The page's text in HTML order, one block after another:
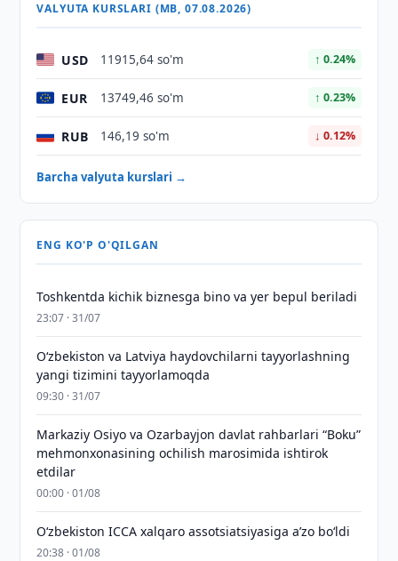
VALYUTA KURSLARI (MB, 07.08.2026)
USD 11915,64 so'm ↑ 0.24%
EUR 13749,46 so'm ↑ 0.23%
RUB 146,19 so'm ↓ 0.12%
Barcha valyuta kurslari →
ENG KO'P O'QILGAN
Toshkentda kichik biznesga bino va yer bepul beriladi
23:07 · 31/07
Oʻzbekiston va Latviya haydovchilarni tayyorlashning
yangi tizimini tayyorlamoqda
09:30 · 31/07
Markaziy Osiyo va Ozarbayjon davlat rahbarlari “Boku”
mehmonxonasining ochilish marosimida ishtirok
etdilar
00:00 · 01/08
O‘zbekiston ICCA xalqaro assotsiatsiyasiga aʼzo bo‘ldi
20:38 · 01/08